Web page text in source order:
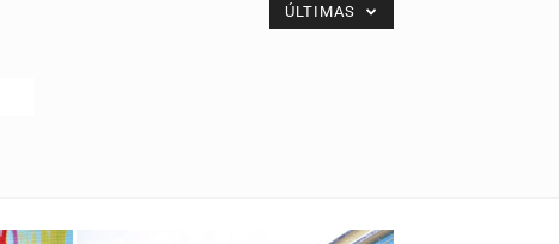
ÚLTIMAS